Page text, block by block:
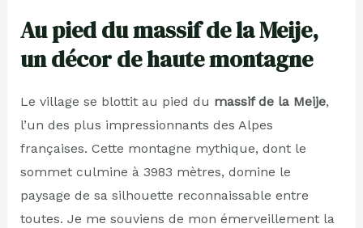
Au pied du massif de la Meije,
un décor de haute montagne
Le village se blottit au pied du massif de la Meije,
l’un des plus impressionnants des Alpes
françaises. Cette montagne mythique, dont le
sommet culmine à 3983 mètres, domine le
paysage de sa silhouette reconnaissable entre
toutes. Je me souviens de mon émerveillement la